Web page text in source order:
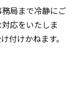
局まで冷静にご
応をいたしま
付けかねます。